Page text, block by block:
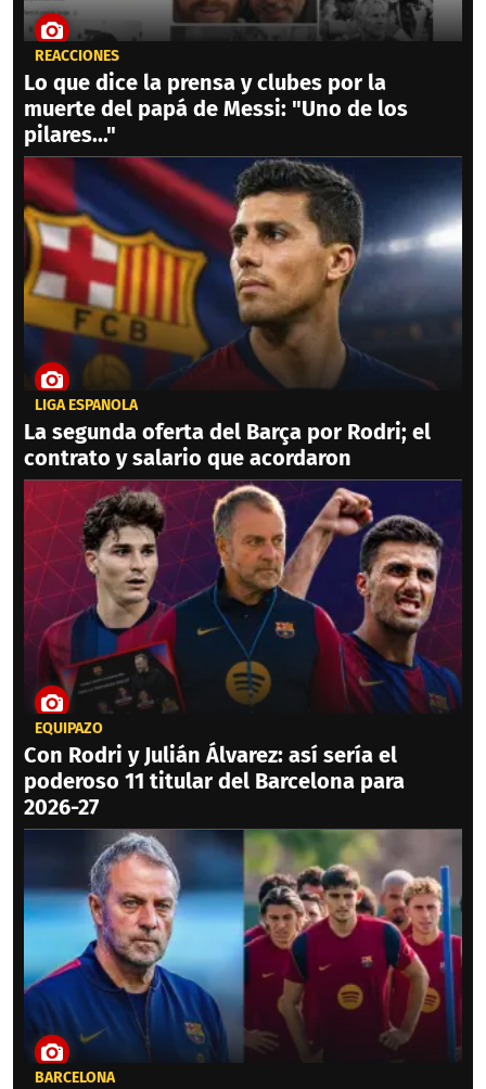
REACCIONES
Lo que dice la prensa y clubes por la
muerte del papá de Messi: "Uno de los
pilares..."
LIGA ESPAÑOLA
La segunda oferta del Barça por Rodri; el
contrato y salario que acordaron
EQUIPAZO
Con Rodri y Julián Álvarez: así sería el
poderoso 11 titular del Barcelona para
2026-27
BARCELONA